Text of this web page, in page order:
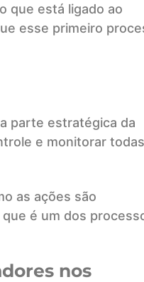
que está ligado ao
esse primeiro
parte estratégica da
e monitorar
as ações são
é um dos
nos